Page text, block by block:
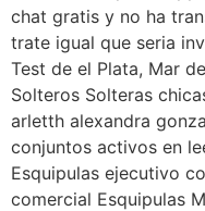
chat gratis y no ha
trate igual que seria
Test de el Plata, Mar
Solteros Solteras
arletth alexandra
conjuntos activos en
Esquipulas ejecutivo
comercial Esquipulas